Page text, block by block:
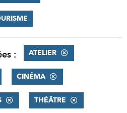
: ATELIER
CINÉMA
THÉÂTRE